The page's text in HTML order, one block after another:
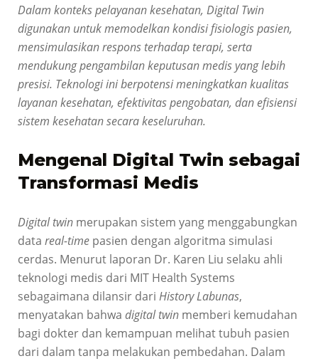
Dalam konteks pelayanan kesehatan, Digital Twin
digunakan untuk memodelkan kondisi fisiologis pasien,
mensimulasikan respons terhadap terapi, serta
mendukung pengambilan keputusan medis yang lebih
presisi. Teknologi ini berpotensi meningkatkan kualitas
layanan kesehatan, efektivitas pengobatan, dan efisiensi
sistem kesehatan secara keseluruhan.
Mengenal Digital Twin sebagai
Transformasi Medis
Digital twinmerupakan sistem yang menggabungkan
data real-time pasien dengan algoritma simulasi
cerdas. Menurut laporan Dr. Karen Liu selaku ahli
teknologi medis dari MIT Health Systems
sebagaimana dilansir dari History Labunas,
menyatakan bahwa digital twinmemberi kemudahan
bagi dokter dan kemampuan melihat tubuh pasien
dari dalam tanpa melakukan pembedahan. Dalam